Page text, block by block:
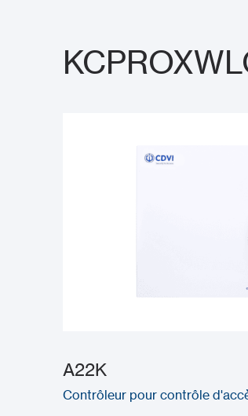
A22K
Contrôleur pour contrôle